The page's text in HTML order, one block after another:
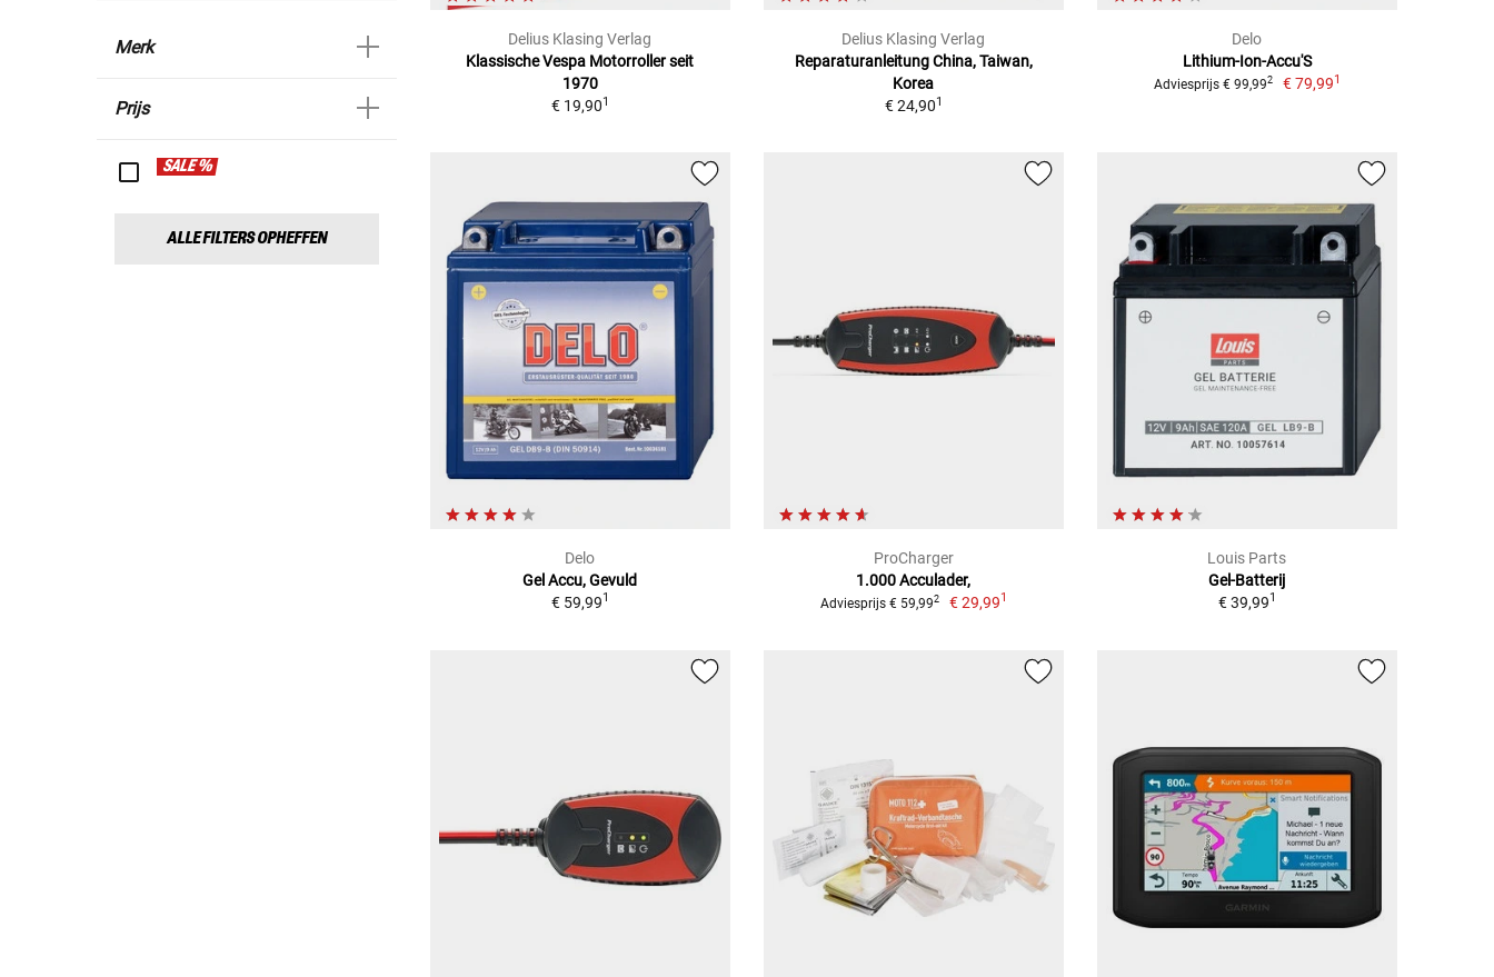
Merk
Prijs
SALE %
ALLE FILTERS OPHEFFEN
Delius Klasing Verlag
Klassische Vespa Motorroller seit
1970
€ 19,901
Delius Klasing Verlag
Reparaturanleitung China, Taiwan,
Korea
€ 24,901
Delo
Lithium-Ion-Accu'S
Adviesprijs € 99,992 € 79,991
Delo
Gel Accu, Gevuld
€ 59,991
ProCharger
1.000 Acculader,
Adviesprijs € 59,992 € 29,991
Louis Parts
Gel-Batterij
€ 39,991